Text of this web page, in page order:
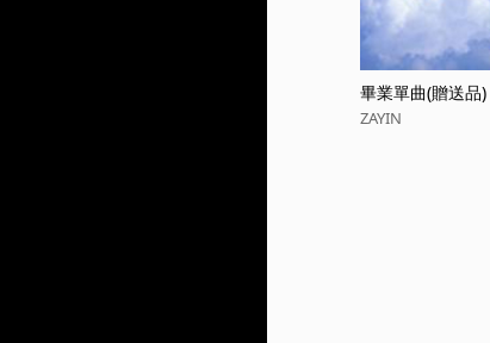
畢業單曲(贈送品)
ZAYIN